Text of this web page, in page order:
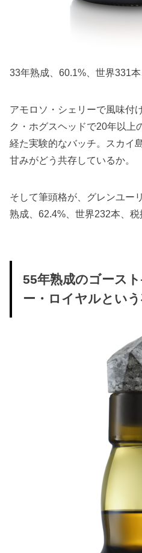
33年熟成、60.1%、世界331本
アモロソ・シェリーで風味付
ク・ホグスヘッドで20年以上
経た実験的なバッチ。スカイ
甘みがどう共存しているか。
そして筆頭格が、グレンユー
熟成、62.4%、世界232本、税
55年熟成のゴース
ー・ロイヤルとい